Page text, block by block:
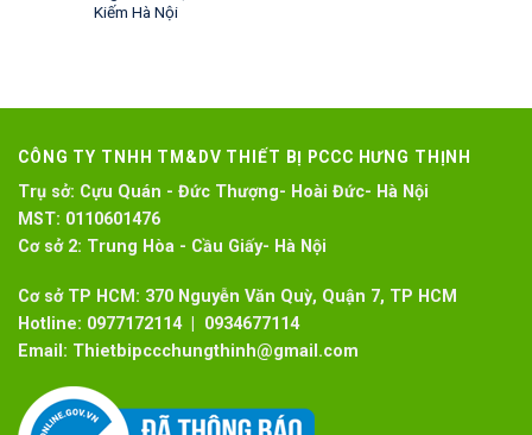
Kiếm Hà Nội
CÔNG TY TNHH TM&DV THIẾT BỊ PCCC HƯNG THỊNH
Trụ sở: Cựu Quán - Đức Thượng- Hoài Đức- Hà Nội
MST: 0110601476
Cơ sở 2: Trung Hòa - Cầu Giấy- Hà Nội
Cơ sở TP HCM: 370 Nguyễn Văn Quỳ, Quận 7, TP HCM
Hotline: 0977172114 | 0934677114
Email: Thietbipccchungthinh@gmail.com